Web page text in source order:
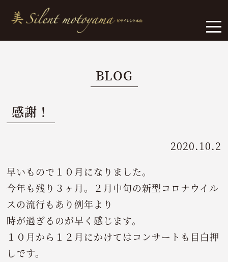
BLOG
感謝！
2020.10.2
早いもので１０月になりました。
今年も残り３ヶ月。２月中旬の新型コロナウイル
スの流行もあり例年より
時が過ぎるのが早く感じます。
１０月から１２月にかけてはコンサートも目白押
しです。